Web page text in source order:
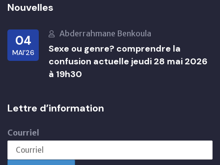
Nouvelles
04
MAI’26
Abderrahmane Benkoula
Sexe ou genre? comprendre la
confusion actuelle jeudi 28 mai 2026
à 19h30
Lettre d’information
Courriel